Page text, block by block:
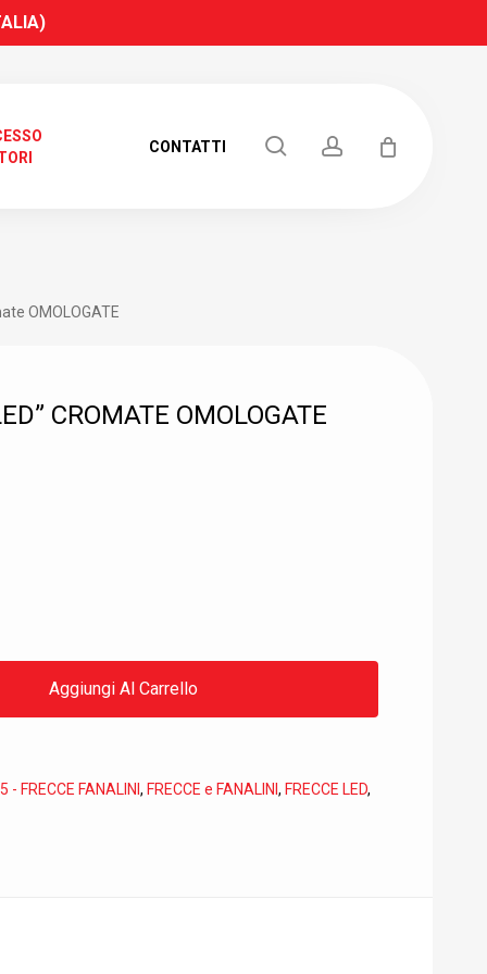
RICERCA
CONTATTI search account
OMOLOGATE
CROMATE OMOLOGATE
Aggiungi Al Carrello
- FRECCE FANALINI , FRECCE e FANALINI , FRECCE LED,